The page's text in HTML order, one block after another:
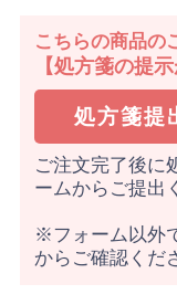
こちらの商品の
【処方箋の提示
処方箋提
ご注文完了後に
ームからご提出
※フォーム以外
からご確認くだ